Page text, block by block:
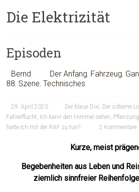
Die Elektrizität
Episoden
Bernd Der Anfang, Fahrzeug,
88, Szene,Technisches
29. April 2020 Der blaue Dixi, Der silberne
Fahrerflucht, Ich kann den Himmel sehen,
hatte ich mit der RAF zu tun?
2 Kommentare
Kurze, meist
Begebenheiten aus Leben und
ziemlich sinnfreier